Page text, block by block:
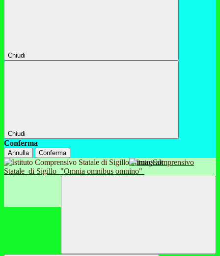
Chiudi
Chiudi
Conferma
Annulla Conferma
Istituto Comprensivo
Statale di Sigillo "Omnia omnibus omnino"